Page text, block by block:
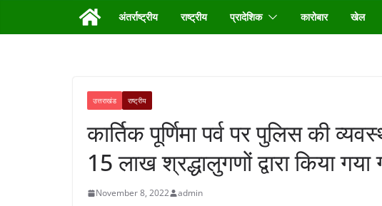
अंतर्राष्ट्रीय राष्ट्रीय प्रादेशिक कारोबार खेल
उत्तराखंड राष्ट्रीय
कार्तिक पूर्णिमा पर्व पर पुलिस की
15 लाख श्रद्धालुगणों द्वारा किया गया
November 8, 2022 admin